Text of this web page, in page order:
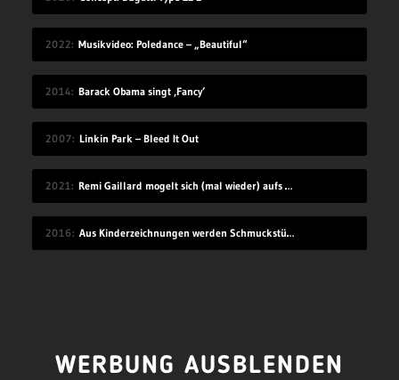
2022 Musikvideo: Poledance – „Beautiful“
2014 Barack Obama singt ‚Fancy‘
2007 Linkin Park – Bleed It Out
2021 Remi Gaillard mogelt sich (mal wieder) aufs Volleyball-Mannschaftsfoto
2016 Aus Kinderzeichnungen werden Schmuckstücke
WERBUNG AUSBLENDEN